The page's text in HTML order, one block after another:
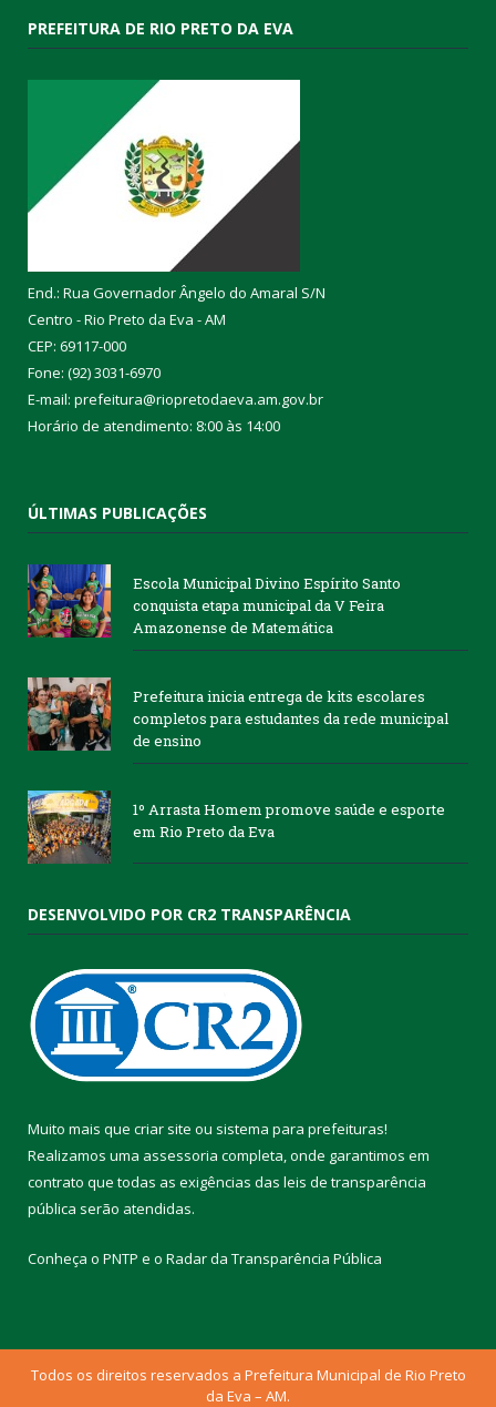
PREFEITURA DE RIO PRETO DA EVA
End.: Rua Governador Ângelo do Amaral S/N
Centro - Rio Preto da Eva - AM
CEP: 69117-000
Fone: (92) 3031-6970
E-mail: prefeitura@riopretodaeva.am.gov.br
Horário de atendimento: 8:00 às 14:00
ÚLTIMAS PUBLICAÇÕES
Escola Municipal Divino Espírito Santo
conquista etapa municipal da V Feira
Amazonense de Matemática
Prefeitura inicia entrega de kits escolares
completos para estudantes da rede municipal
de ensino
1º Arrasta Homem promove saúde e esporte
em Rio Preto da Eva
DESENVOLVIDO POR CR2 TRANSPARÊNCIA
Muito mais que criar site ou sistema para prefeituras!
Realizamos uma assessoria completa, onde garantimos em
contrato que todas as exigências das leis de transparência
pública serão atendidas.
Conheça o PNTP e o Radar da Transparência Pública
Todos os direitos reservados a Prefeitura Municipal de Rio Preto
da Eva – AM.